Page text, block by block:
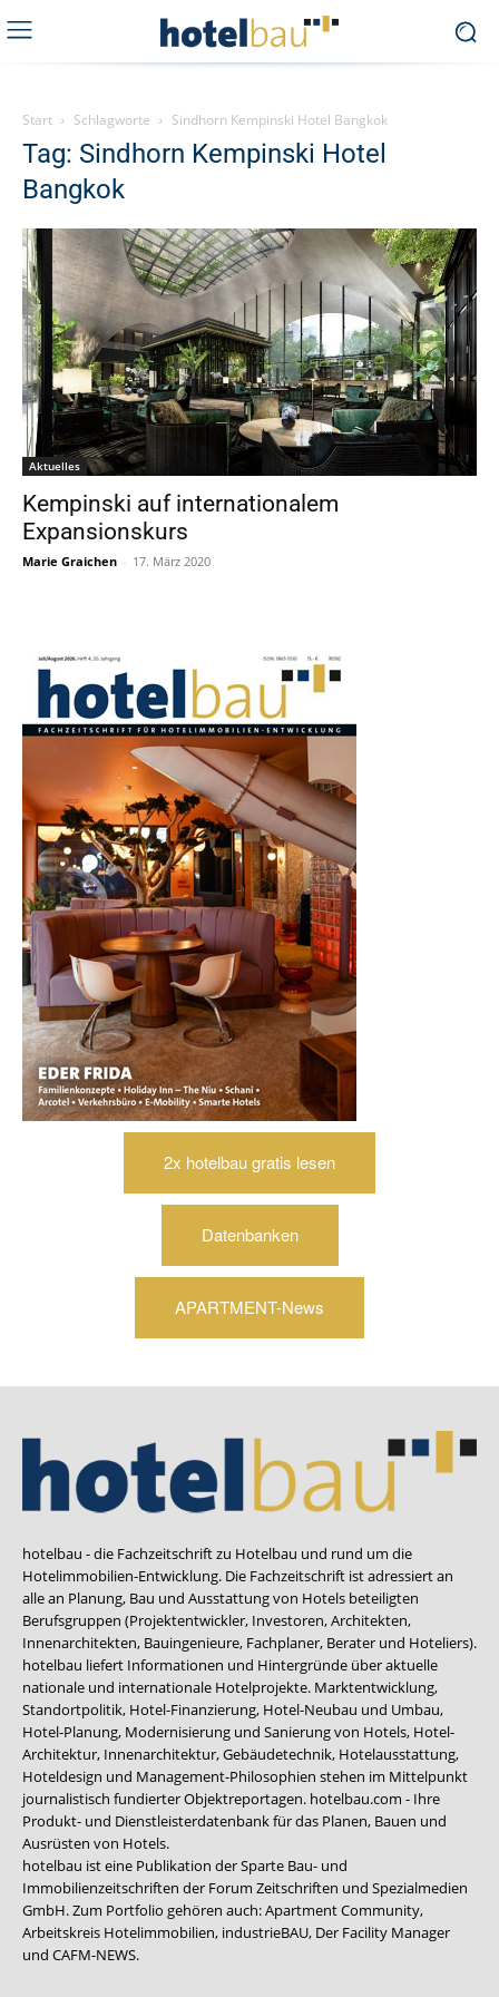
Start Schlagworte Sindhorn Kempinski Hotel Bangkok
Tag: Sindhorn Kempinski Hotel
Bangkok
Aktuelles
Kempinski auf internationalem
Expansionskurs
Marie Graichen - 17. März 2020
2x hotelbau gratis lesen
Datenbanken
APARTMENT-News
hotelbau - die Fachzeitschrift zu Hotelbau und rund um die
Hotelimmobilien-Entwicklung. Die Fachzeitschrift ist adressiert an
alle an Planung, Bau und Ausstattung von Hotels beteiligten
Berufsgruppen (Projektentwickler, Investoren, Architekten,
Innenarchitekten, Bauingenieure, Fachplaner, Berater und Hoteliers).
hotelbau liefert Informationen und Hintergründe über aktuelle
nationale und internationale Hotelprojekte. Marktentwicklung,
Standortpolitik, Hotel-Finanzierung, Hotel-Neubau und Umbau,
Hotel-Planung, Modernisierung und Sanierung von Hotels, Hotel-
Architektur, Innenarchitektur, Gebäudetechnik, Hotelausstattung,
Hoteldesign und Management-Philosophien stehen im Mittelpunkt
journalistisch fundierter Objektreportagen. hotelbau.com - Ihre
Produkt- und Dienstleisterdatenbank für das Planen, Bauen und
Ausrüsten von Hotels.
hotelbau ist eine Publikation der Sparte Bau- und
Immobilienzeitschriften der Forum Zeitschriften und Spezialmedien
GmbH. Zum Portfolio gehören auch:Apartment Community,
Arbeitskreis Hotelimmobilien, industrieBAU, Der Facility Manager
und CAFM-NEWS.